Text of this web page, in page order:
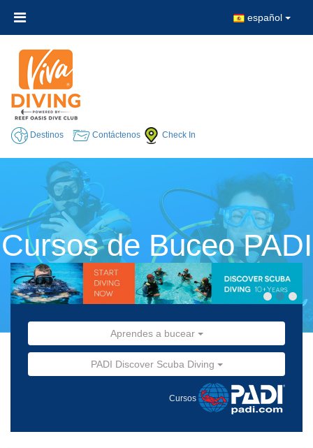
español
Destinos Contáctenos Check In
Cursos de Buceo PADI
Aprendes a bucear
PADI Discover Scuba Diving
Cursos